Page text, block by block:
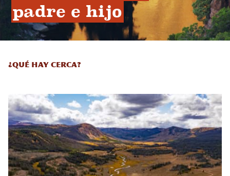
padre e hijo
¿Qué hay cerca?